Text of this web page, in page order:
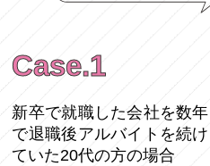
Case.1
新卒で就職した会社を数年
で退職後アルバイトを続け
ていた20代の方の場合